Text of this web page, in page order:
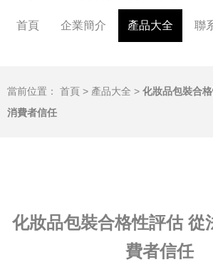
首頁 企業簡介 產品大全 聯
當前位置： 首頁 > 產品大全 > 化妝品包裝合
消費者信任
化妝品包裝合格性評估 從
費者信任